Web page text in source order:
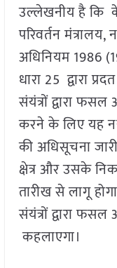
उल्लेखनीय है कि
परिवर्तन
अधिनियम 1986
धारा 25 द्वारा
संयंत्रों द्वारा
करने के लिए यह
की अधिसूचना जारी
क्षेत्र और उसके
तारीख से लागू
संयंत्रों द्वारा
कहलाएगा।